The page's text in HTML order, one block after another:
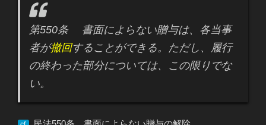
第550条 書面によらない贈与は、各当事
者が撤回することができる。ただし、履行
の終わった部分については、この限りでな
い。